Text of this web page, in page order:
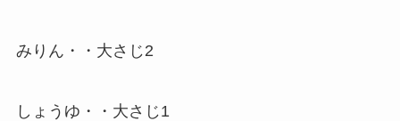
みりん・・大さじ2
しょうゆ・・大さじ1